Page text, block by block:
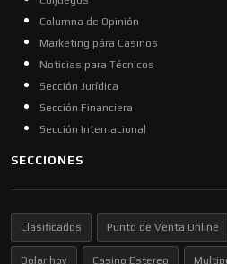
Columna de Opinión
Marketing pára Casinos
Noticias para Técnicos
Sección Jurídica
Sección Financiera
Sección Internacional
SECCIONES
Clasificados Punto de Venta Online
Dolar hoy Casino Estereo